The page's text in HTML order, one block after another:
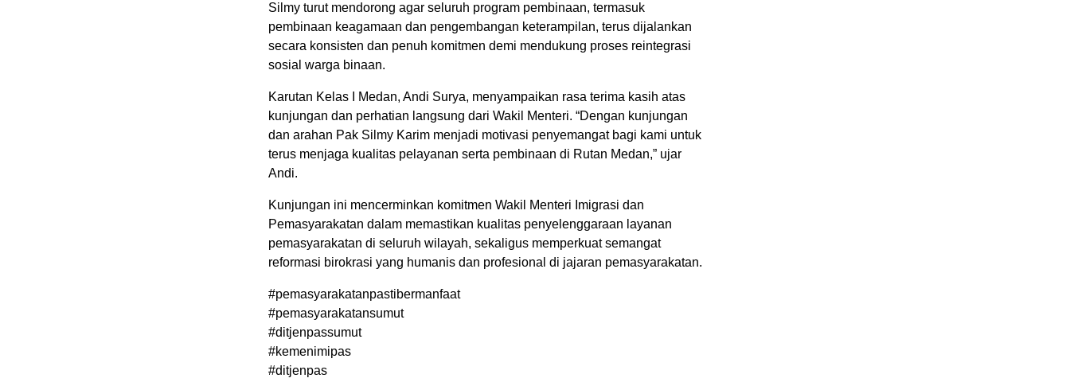
Silmy turut mendorong agar seluruh program pembinaan, termasuk
pembinaan keagamaan dan pengembangan keterampilan, terus dijalankan
secara konsisten dan penuh komitmen demi mendukung proses reintegrasi
sosial warga binaan.
Karutan Kelas I Medan, Andi Surya, menyampaikan rasa terima kasih atas
kunjungan dan perhatian langsung dari Wakil Menteri. “Dengan kunjungan
dan arahan Pak Silmy Karim menjadi motivasi penyemangat bagi kami untuk
terus menjaga kualitas pelayanan serta pembinaan di Rutan Medan,” ujar
Andi.
Kunjungan ini mencerminkan komitmen Wakil Menteri Imigrasi dan
Pemasyarakatan dalam memastikan kualitas penyelenggaraan layanan
pemasyarakatan di seluruh wilayah, sekaligus memperkuat semangat
reformasi birokrasi yang humanis dan profesional di jajaran pemasyarakatan.
#pemasyarakatanpastibermanfaat
#pemasyarakatansumut
#ditjenpassumut
#kemenimipas
#ditjenpas